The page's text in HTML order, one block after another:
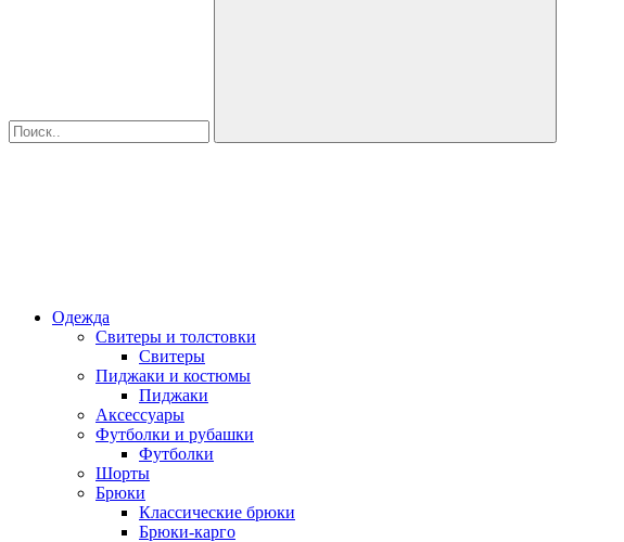
Одежда
Свитеры и толстовки
Свитеры
Пиджаки и костюмы
Пиджаки
Аксессуары
Футболки и рубашки
Футболки
Шорты
Брюки
Классические брюки
Брюки-карго